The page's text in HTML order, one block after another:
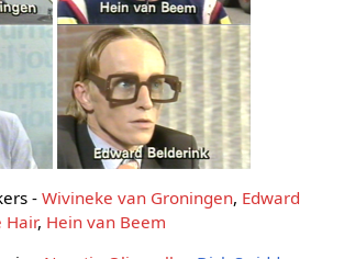
- Wivineke van Groningen, Edward
Hair, Hein van Beem